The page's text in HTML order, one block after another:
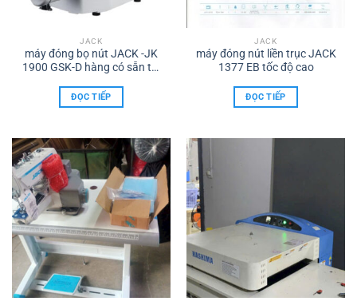
JACK
máy đóng bọ nút JACK -JK
1900 GSK-D hàng có sẵn tại
máy may TÂM HỐNG PHÁT
ĐẠI LÝ uỷ quyền thương hiệu
0986960615
ĐỌC TIẾP
JACK
máy đóng nút liền trục JACK
1377 EB tốc độ cao
ĐỌC TIẾP